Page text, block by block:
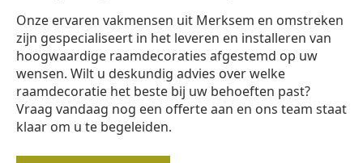
Onze ervaren vakmensen uit Merksem en omstreken
zijn gespecialiseert in het leveren en installeren van
hoogwaardige raamdecoraties afgestemd op uw
wensen. Wilt u deskundig advies over welke
raamdecoratie het beste bij uw behoeften past?
Vraag vandaag nog een offerte aan en ons team staat
klaar om u te begeleiden.